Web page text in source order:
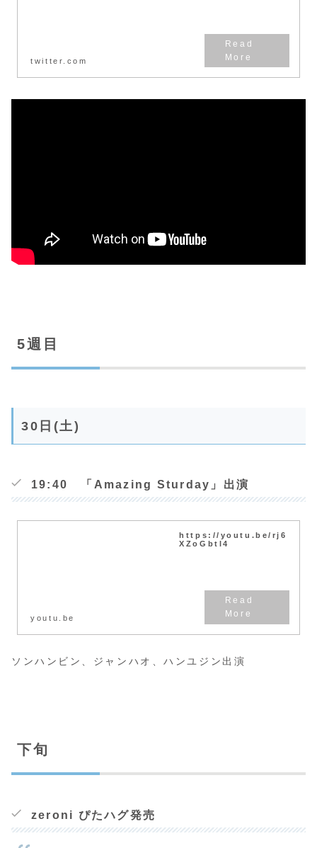
twitter.com
5週目
30日(土)
19:40 「Amazing Sturday」出演
https://youtu.be/rj6
XZoGbtl4
youtu.be
ソンハンビン、ジャンハオ、ハンユジン出演
下旬
zeroni ぴたハグ発売